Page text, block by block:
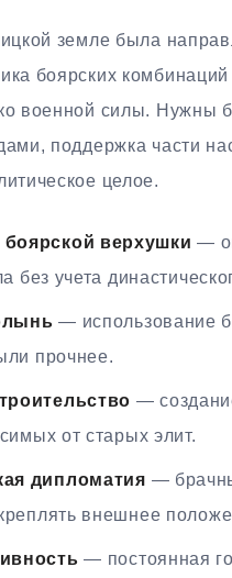
земле была
боярских
военной силы. Нужны
поддержка части
целое.
верхушки —
без учета
— использование
прочнее.
—
от старых элит.
дипломатия —
внешнее
— постоянная